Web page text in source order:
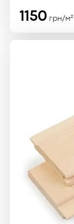
1150 грн/м²